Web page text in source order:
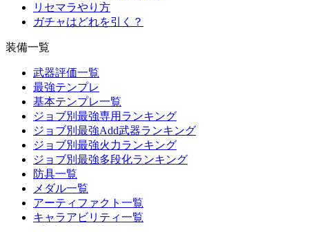
リセマラやり方
ガチャはどれを引く？
装備一覧
武器評価一覧
最強テンプレ
基本テンプレ一覧
ジョブ別最強専用ランキング
ジョブ別最強Add武器ランキング
ジョブ別最強火力ランキング
ジョブ別最強多段化ランキング
防具一覧
メダル一覧
アーティファクト一覧
キャラアビリティ一覧